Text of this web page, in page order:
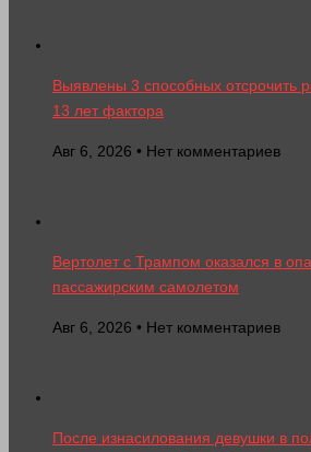
Выявлены 3 способных отсрочить
13 лет фактора
Авг 6, 2026 • Нет комментариев
Вертолет с Трампом оказался в
пассажирским самолетом
Авг 6, 2026 • Нет комментариев
После изнасилования девушки в